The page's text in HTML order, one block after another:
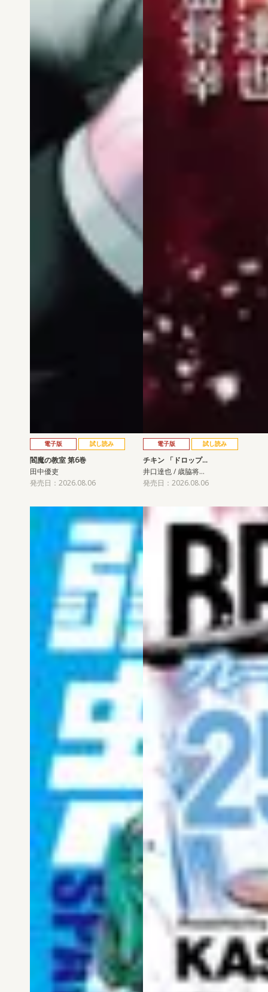
電子版 試し読み
閻魔の教室 第6巻
田中優吏
発売日：2026.08.06
電子版 試し読み
チキン 「ドロップ…
井口達也 / 歳脇将…
発売日：2026.08.06